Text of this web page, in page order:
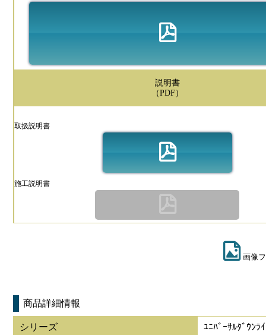
説明書
（PDF）
取扱説明書
施工説明書
画像
商品詳細情報
シリーズ ﾕﾆﾊﾞｰｻﾙﾀﾞｳﾝﾗ